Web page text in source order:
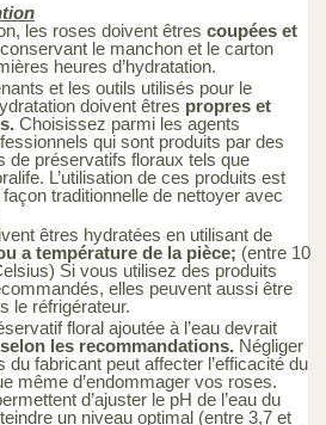
les roses doivent êtres coupées et
le manchon et le carton
heures d’hydratation.
et les outils utilisés pour le
doivent êtres propres et
Choisissez parmi les agents
qui sont produits par des
de préservatifs floraux tels que
L’utilisation de ces produits est
traditionnelle de nettoyer avec
êtres hydratées en utilisant de
a température de la pièce; (entre 10
Si vous utilisez des produits
elles peuvent aussi être
le réfrigérateur.
floral ajoutée à l’eau devrait
les recommandations. Négliger
du fabricant peut affecter l’efficacité du
même d’endommager vos roses.
d’ajuster le pH de l’eau du
un niveau optimal (entre 3,7 et